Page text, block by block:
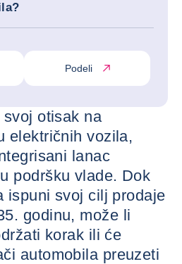
Podeli
otisak na
električnih vozila,
lanac
podršku vlade. Dok
ispuni svoj cilj prodaje
godinu, može li
korak ili će
automobila preuzeti